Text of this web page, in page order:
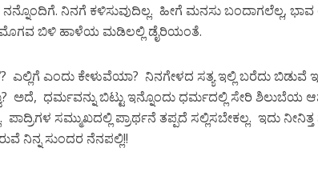
ನಿನಗೆ ಕಳಿಸುವುದಿಲ್ಲ. ಹೀಗೆ ಮನಸು ಬಂದಾಗಲೆಲ್ಲ, ಭಾವ
ಮೊಗವ ಬಿಳಿ ಹಾಳೆಯ ಮಡಿಲಲ್ಲಿ ಡೈರಿಯಂತೆ.
ಎಂದು ಕೇಳುವೆಯಾ? ನಿನಗೇಳದ ಸತ್ಯ ಇಲ್ಲಿ ಬರೆದು ಬಿಡುವೆ
ಅದೆ, ಧರ್ಮವನ್ನು ಬಿಟ್ಟು ಇನ್ನೊಂದು ಧರ್ಮದಲ್ಲಿ ಸೇರಿ ಶಿಲುಬೆಯ
ಸಮ್ಮುಖದಲ್ಲಿ ಪ್ರಾರ್ಥನೆ ತಪ್ಪದೆ ಸಲ್ಲಿಸಬೇಕಲ್ಲ. ಇದು
ನಿನ್ನ ಸುಂದರ ನೆನಪಲ್ಲಿ!!